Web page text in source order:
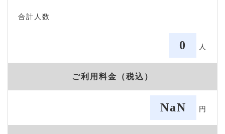
合計人数
0 人
ご利用料金（税込）
NaN 円